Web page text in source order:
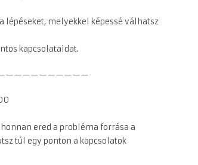
melyekkel képessé válhatsz
kapcsolataidat.
ered a probléma forrása a
túl egy ponton a kapcsolatok